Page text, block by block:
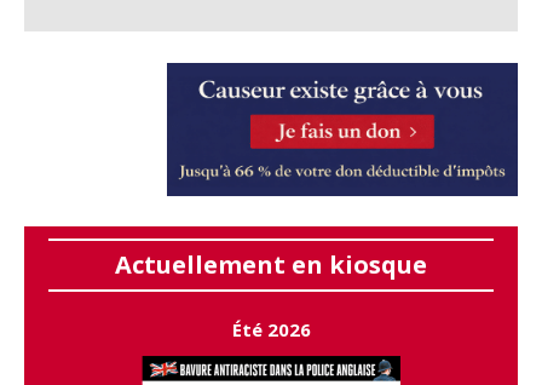
Actuellement en kiosque
Été 2026